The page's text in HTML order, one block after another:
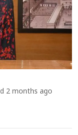
2 months ago